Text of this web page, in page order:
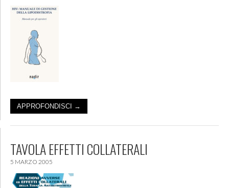
APPROFONDISCI →
TAVOLA EFFETTI COLLATERALI
5 MARZO 2005